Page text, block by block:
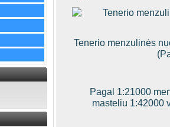
Tenerio menzulinės
Pagal 1:21000
masteliu 1:42000